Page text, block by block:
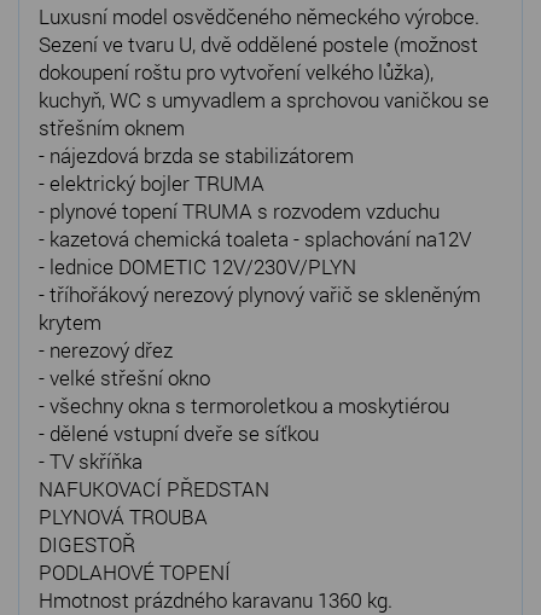
Luxusní model osvědčeného německého výrobce.
Sezení ve tvaru U, dvě oddělené postele (možnost
dokoupení roštu pro vytvoření velkého lůžka),
kuchyň, WC s umyvadlem a sprchovou vaničkou se
střešním oknem
- nájezdová brzda se stabilizátorem
- elektrický bojler TRUMA
- plynové topení TRUMA s rozvodem vzduchu
- kazetová chemická toaleta - splachování na12V
- lednice DOMETIC 12V/230V/PLYN
- tříhořákový nerezový plynový vařič se skleněným
krytem
- nerezový dřez
- velké střešní okno
- všechny okna s termoroletkou a moskytiérou
- dělené vstupní dveře se síťkou
- TV skříňka
NAFUKOVACÍ PŘEDSTAN
PLYNOVÁ TROUBA
DIGESTOŘ
PODLAHOVÉ TOPENÍ
Hmotnost prázdného karavanu 1360 kg.